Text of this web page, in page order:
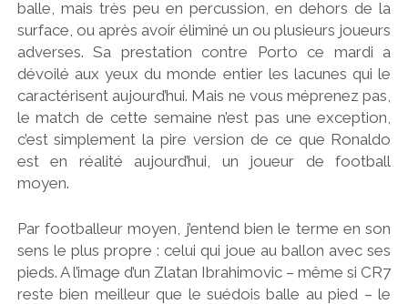
balle, mais très peu en percussion, en dehors de la
surface, ou après avoir éliminé un ou plusieurs joueurs
adverses. Sa prestation contre Porto ce mardi a
dévoilé aux yeux du monde entier les lacunes qui le
caractérisent aujourd’hui. Mais ne vous méprenez pas,
le match de cette semaine n’est pas une exception,
c’est simplement la pire version de ce que Ronaldo
est en réalité aujourd’hui, un joueur de football
moyen.
Par footballeur moyen, j’entend bien le terme en son
sens le plus propre : celui qui joue au ballon avec ses
pieds. A l’image d’un Zlatan Ibrahimovic – même si CR7
reste bien meilleur que le suédois balle au pied – le